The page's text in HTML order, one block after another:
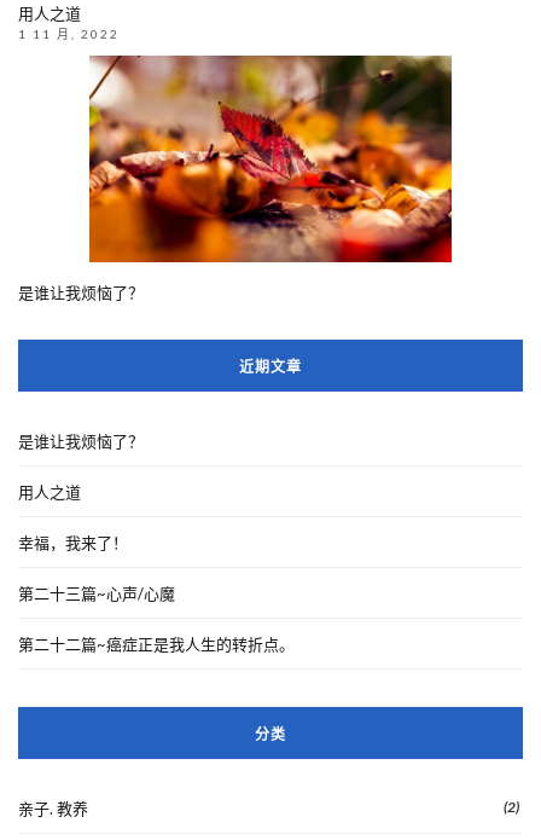
用人之道
1 11 月, 2022
是谁让我烦恼了？
近期文章
是谁让我烦恼了？
用人之道
幸福，我来了！
第二十三篇~心声/心魔
第二十二篇~癌症正是我人生的转折点。
分类
亲子. 教养 (2)